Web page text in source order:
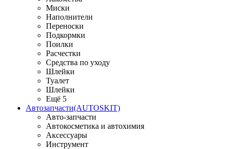
Миски
Наполнители
Переноски
Подкормки
Поилки
Расчестки
Средства по уходу
Шлейки
Туалет
Шлейки
Ещё 5
Автозапчасти(AUTOSKIT)
Авто-запчасти
Автокосметика и автохимия
Аксессуары
Инструмент